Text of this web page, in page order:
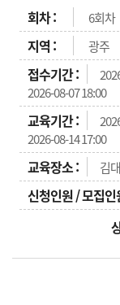
6회차
광주
2026-08-07 18:00
2026-08-14 17:00
김